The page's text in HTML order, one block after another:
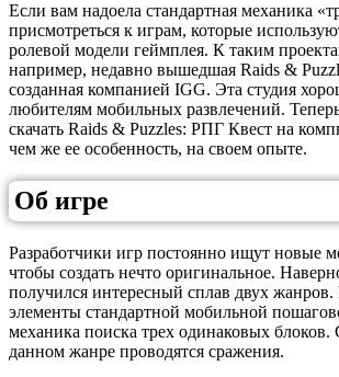
Если вам надоела стандартная механика
присмотреться к играм, которые
ролевой модели геймплея. К таким
например, недавно вышедшая Raids &
созданная компанией IGG. Эта студия
любителям мобильных развлечений.
скачать Raids & Puzzles: РПГ Квест на
чем же ее особенность, на своем опыте.
Об игре
Разработчики игр постоянно ищут новые
чтобы создать нечто оригинальное.
получился интересный сплав двух
элементы стандартной мобильной
механика поиска трех одинаковых
данном жанре проводятся сражения.